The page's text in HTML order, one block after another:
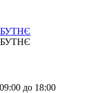
до 18:00